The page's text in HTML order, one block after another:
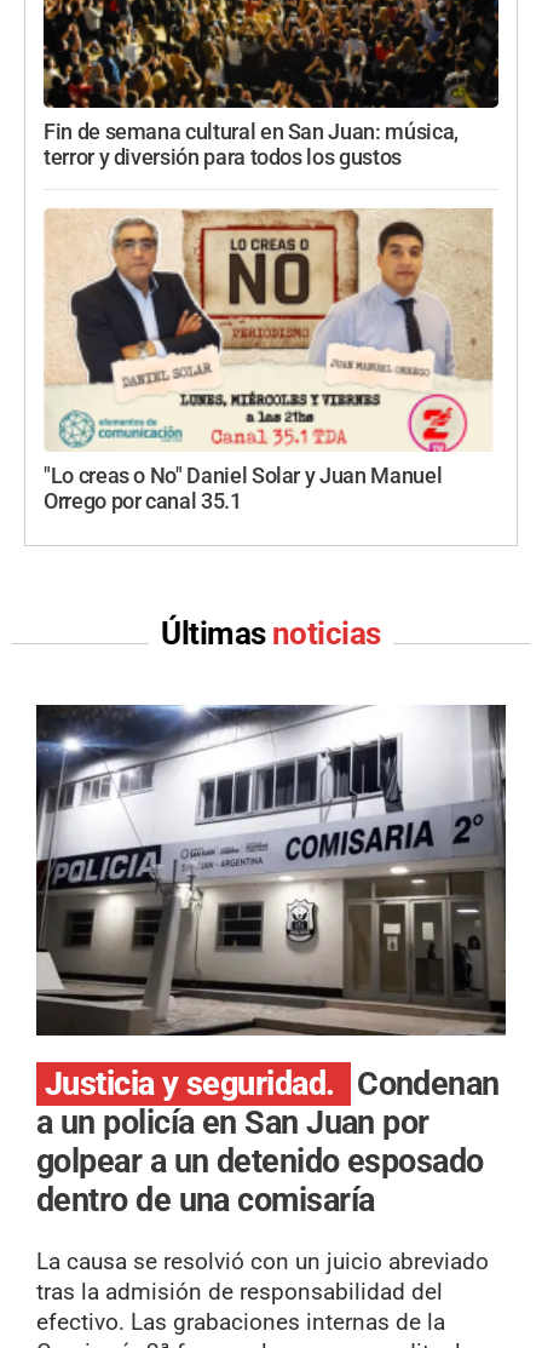
Fin de semana cultural en San Juan: música,
terror y diversión para todos los gustos
"Lo creas o No" Daniel Solar y Juan Manuel
Orrego por canal 35.1
Últimas noticias
Justicia y seguridad.
Condenan
a un policía en San Juan por
golpear a un detenido esposado
dentro de una comisaría
La causa se resolvió con un juicio abreviado
tras la admisión de responsabilidad del
efectivo. Las grabaciones internas de la